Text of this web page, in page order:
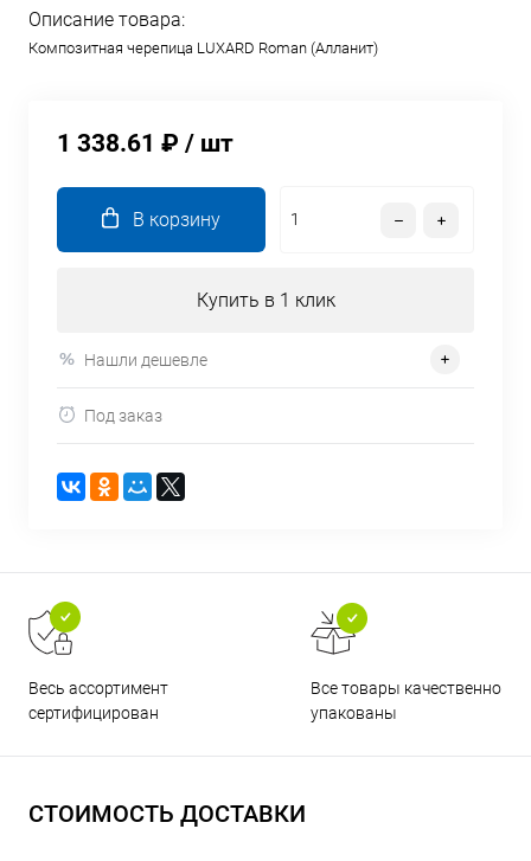
Описание товара:
Композитная черепица LUXARD Roman (Алланит)
1 338.61 ₽ / шт
В корзину
Купить в 1 клик
Нашли дешевле
Под заказ
Весь ассортимент
сертифицирован
Все товары качественно
упакованы
СТОИМОСТЬ ДОСТАВКИ